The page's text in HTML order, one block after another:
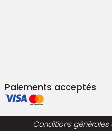
Paiements acceptés
Conditions